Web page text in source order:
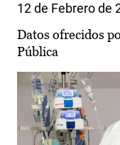
12 de Febrero de
Datos ofrecidos
Pública